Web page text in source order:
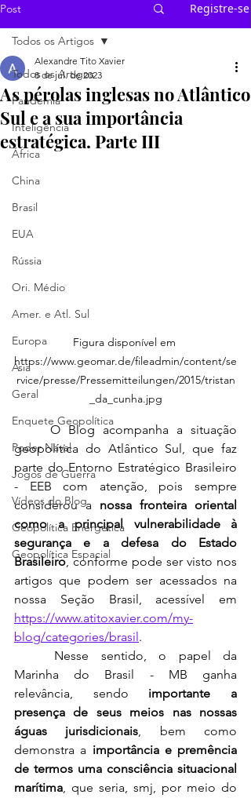
Post Registre-se
Todos os Artigos
Pandemia
Inteligência
África
China
Brasil
EUA
Rússia
Ori. Médio
Amer. e Atl. Sul
Europa
Ásia
Geral
Enquete Geopolítica
Poder Naval
Jogos de Guerra
Vídeos do Blog
Geopolítica Energética
Geopolítica Espacial
Todos os Artigos
As pérolas inglesas no Atlântico
Sul e a sua importância
estratégica. Parte III
Alexandre Tito Xavier
8 de jul. de 2023
Figura disponível em
https://www.geomar.de/fileadmin/content/se
rvice/presse/Pressemitteilungen/2015/tristan
_da_cunha.jpg
	O Blog acompanha a situação
geopolítica do Atlântico Sul, que faz
parte do Entorno Estratégico Brasileiro
- EEB com atenção, pois sempre
considerou a nossa fronteira oriental
como a principal vulnerabilidade à
segurança e a defesa do Estado
Brasileiro, conforme pode ser visto nos
artigos que podem ser acessados na
https://www.atitoxavier.com/my-
blog/categories/brasil .
Marinha do Brasil - MB ganha
relevância, sendo importante a
presença de seus meios nas nossas
águas jurisdicionais, bem como
demonstra a importância e premência
de termos uma consciência situacional
marítima, que seria, smj, por meio do